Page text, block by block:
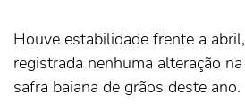
Houve estabilidade frente a
registrada nenhuma alteração
safra baiana de grãos deste ano.